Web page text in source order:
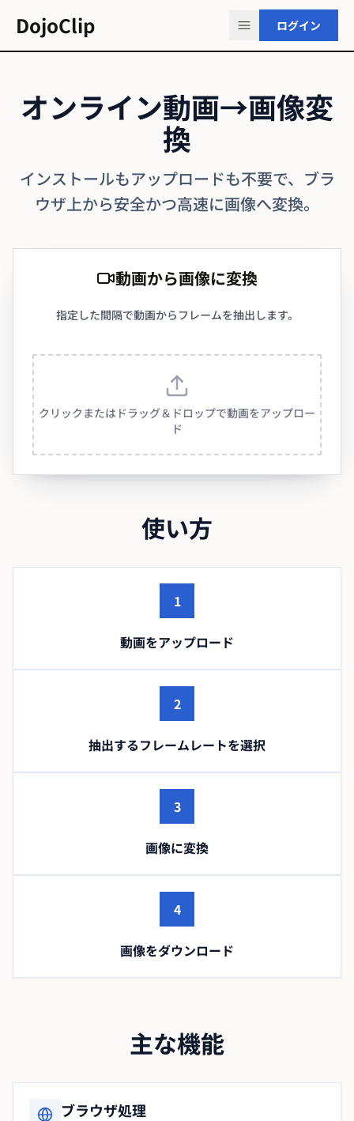
DojoClip ログイン
オンライン動画→画像変
換
インストールもアップロードも不要で、ブラ
ウザ上から安全かつ高速に画像へ変換。
動画から画像に変換
指定した間隔で動画からフレームを抽出します。
クリックまたはドラッグ＆ドロップで動画をアップロー
ド
使い方
1
動画をアップロード
2
抽出するフレームレートを選択
3
画像に変換
4
画像をダウンロード
主な機能
ブラウザ処理